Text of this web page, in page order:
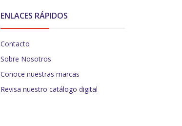
ENLACES RÁPIDOS
Contacto
Sobre Nosotros
Conoce nuestras marcas
Revisa nuestro catálogo digital